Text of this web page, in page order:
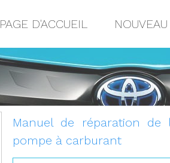
PAGE D'ACCUEIL NOUVEAU
Manuel de réparation de
pompe à carburant